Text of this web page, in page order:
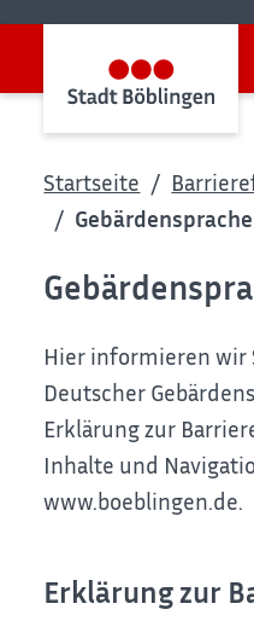
Startseite
Gebärdensprache
Hier informieren wir
Deutscher
Erklärung zur
Inhalte und
www.boeblingen.de.
Erklärung zur